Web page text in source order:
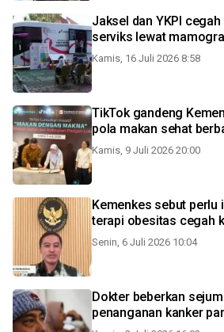
Jaksel dan YKPI
serviks lewat
Kamis, 16 Juli 2026 8:58
TikTok gandeng
pola makan sehat
Kamis, 9 Juli 2026 20:00
Kemenkes sebut perlu
terapi obesitas cegah
Senin, 6 Juli 2026 10:04
Dokter beberkan
penanganan kanker